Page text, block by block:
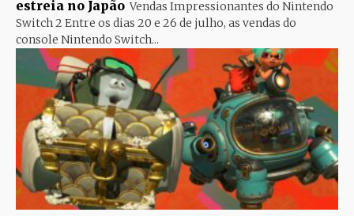
estreia no Japão Vendas Impressionantes do Nintendo
Switch 2 Entre os dias 20 e 26 de julho, as vendas do
console Nintendo Switch...